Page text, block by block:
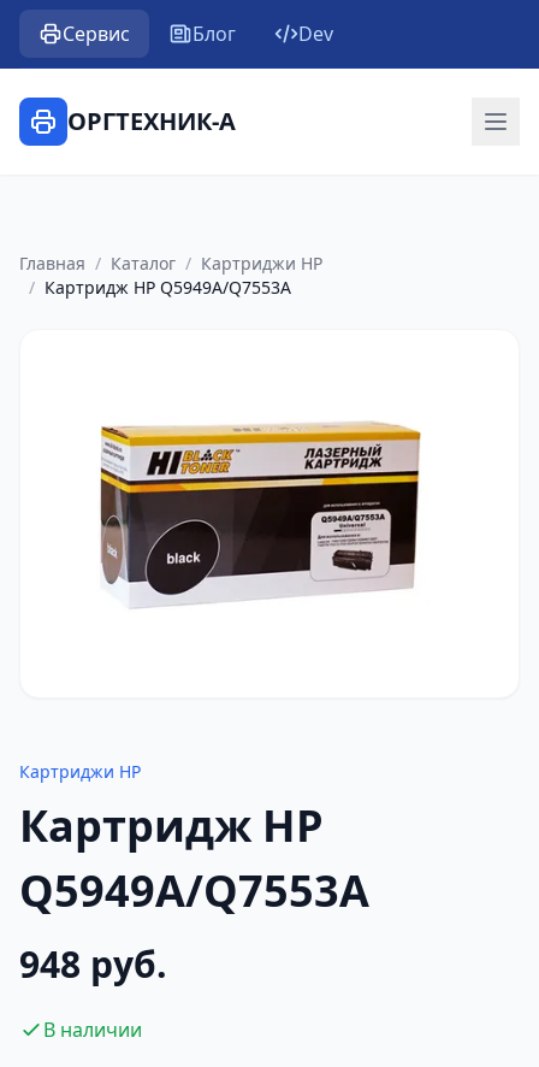
Сервис Блог Dev
ОРГТЕХНИК-А
Главная / Каталог / Картриджи HP
/ Картридж HP Q5949A/Q7553A
Картриджи HP
Картридж HP
Q5949A/Q7553A
948 руб.
В наличии